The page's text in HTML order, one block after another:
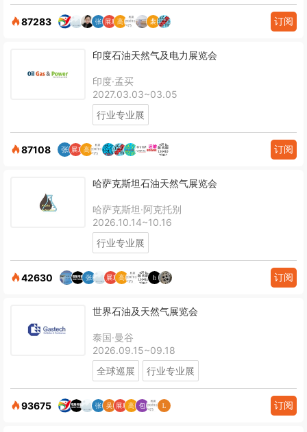
87283 订阅
印度石油天然气及电力展览会
印度·孟买
2027.03.03~03.05
行业专业展
87108 订阅
哈萨克斯坦石油天然气展览会
哈萨克斯坦·阿克托别
2026.10.14~10.16
行业专业展
42630 订阅
世界石油及天然气展览会
泰国·曼谷
2026.09.15~09.18
全球巡展
行业专业展
93675 订阅